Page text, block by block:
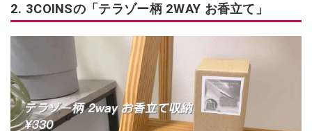
2. 3COINSの「テラゾー柄 2WAY お香立て」